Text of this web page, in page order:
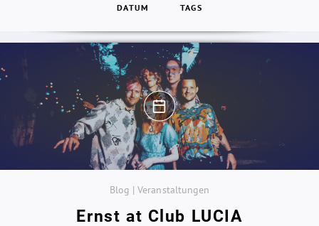
DATUM TAGS
Blog | Veranstaltungen
Ernst at Club LUCIA